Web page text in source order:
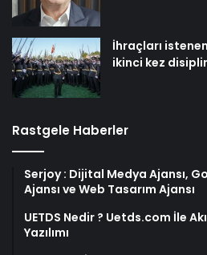
İhraçları
ikinci kez
Rastgele Haberler
Serjoy : Dijital Medya Ajansı,
Ajansı ve Web Tasarım Ajansı
UETDS Nedir ? Uetds.com İle
Yazılımı